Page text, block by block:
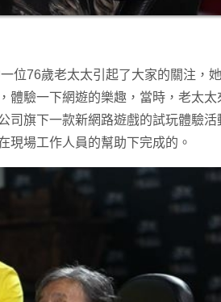
位76歲老太太引起了大家的關注，
體驗一下網遊的樂趣，當時，老太太
司旗下一款新網路遊戲的試玩體驗活
現場工作人員的幫助下完成的。